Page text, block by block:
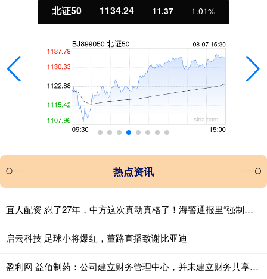
北证50 1134.24 11.37 1.01%
热点资讯
宜人配资 忍了27年，中方这次真动真格了！海警通报里“强制拖离”四个字格外扎眼
启云科技 足球小将爆红，董路直播致谢比亚迪
盈利网 益佰制药：公司建立财务管理中心，并未建立财务共享中心